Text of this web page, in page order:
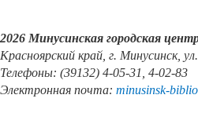
2026 Минусинская городская
Красноярский край, г. Минусинск,
Телефоны: (39132) 4-05-31, 4-02-83
Электронная почта: minusinsk-